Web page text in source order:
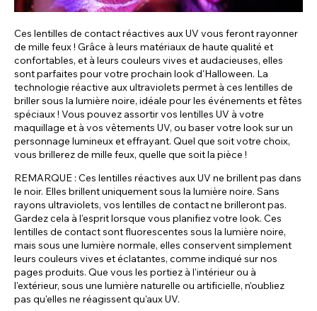
Ces lentilles de contact réactives aux UV vous feront rayonner
de mille feux ! Grâce à leurs matériaux de haute qualité et
confortables, et à leurs couleurs vives et audacieuses, elles
sont parfaites pour votre prochain look d'Halloween. La
technologie réactive aux ultraviolets permet à ces lentilles de
briller sous la lumière noire, idéale pour les événements et fêtes
spéciaux ! Vous pouvez assortir vos lentilles UV à votre
maquillage et à vos vêtements UV, ou baser votre look sur un
personnage lumineux et effrayant. Quel que soit votre choix,
vous brillerez de mille feux, quelle que soit la pièce !
REMARQUE : Ces lentilles réactives aux UV ne brillent pas dans
le noir. Elles brillent uniquement sous la lumière noire. Sans
rayons ultraviolets, vos lentilles de contact ne brilleront pas.
Gardez cela à l'esprit lorsque vous planifiez votre look. Ces
lentilles de contact sont fluorescentes sous la lumière noire,
mais sous une lumière normale, elles conservent simplement
leurs couleurs vives et éclatantes, comme indiqué sur nos
pages produits. Que vous les portiez à l'intérieur ou à
l'extérieur, sous une lumière naturelle ou artificielle, n'oubliez
pas qu'elles ne réagissent qu'aux UV.